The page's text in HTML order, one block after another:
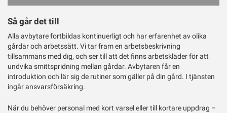
Så går det till
Alla avbytare fortbildas kontinuerligt och har erfarenhet av olika
gårdar och arbetssätt. Vi tar fram en arbetsbeskrivning
tillsammans med dig, och ser till att det finns arbetskläder för att
undvika smittspridning mellan gårdar. Avbytaren får en
introduktion och lär sig de rutiner som gäller på din gård. I tjänsten
ingår ansvarsförsäkring.
När du behöver personal med kort varsel eller till kortare uppdrag –